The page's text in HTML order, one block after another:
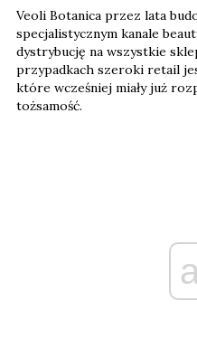
Veoli Botanica przez lata
specjalistycznym kanale
dystrybucję na wszystkie
przypadkach szeroki retail
które wcześniej miały już
tożsamość.